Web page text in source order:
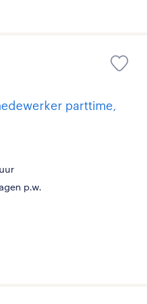
parttime,
p.w.